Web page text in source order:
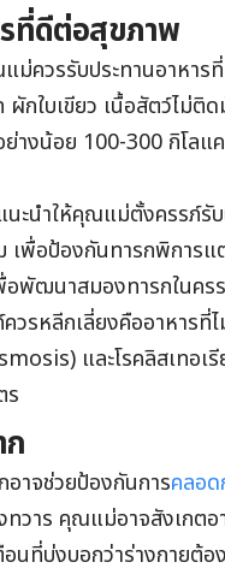
ที่ดีต่อสุขภาพ
ม่ควรรับประทานอาหา
ผักใบเขียว เนื้อสัตว์ไม่
างน้อย 100-300 กิโล
ะนำให้คุณแม่ตั้งครรภ์รับ
เพื่อป้องกันทารกพิการแ
อพัฒนาสมองทารกในคร
วรหลีกเลี่ยงคืออาหารที่
และโรคลิสเทอเ
ร
อาจช่วยป้องกันการคลอ
วาร คุณแม่อาจสังเกตอ
ที่บ่งบอกว่าร่างกายต้อ